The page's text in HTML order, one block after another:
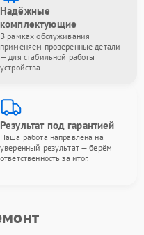
Надёжные
комплектующие
В рамках обслуживания
применяем проверенные детали
— для стабильной работы
устройства.
Результат под гарантией
Наша работа направлена на
уверенный результат — берём
ответственность за итог.